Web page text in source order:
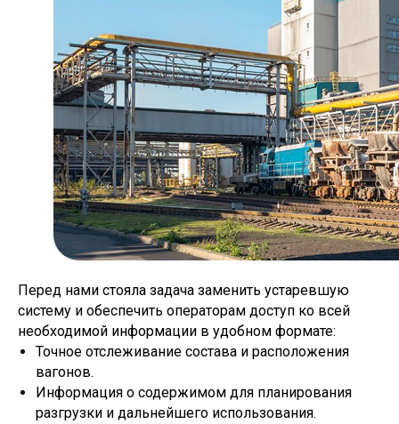
Перед нами стояла задача заменить устаревшую
систему и обеспечить операторам доступ ко всей
необходимой информации в удобном формате:
Точное отслеживание состава и расположения
вагонов.
Информация о содержимом для планирования
разгрузки и дальнейшего использования.